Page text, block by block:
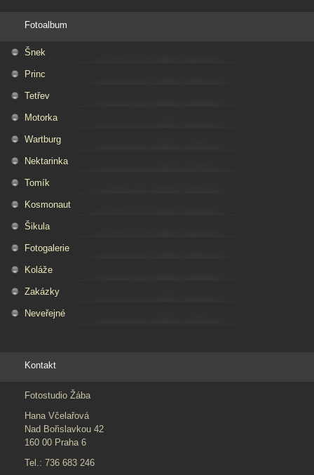
Fotoalbum
Šnek
Princ
Tetřev
Motorka
Wartburg
Nektarinka
Tomík
Kosmonaut
Šikula
Fotogalerie
Koláže
Zakázky
Neveřejné
Kontakt
Fotostudio Žába
Hana Včelařová
Nad Bořislavkou 42
160 00 Praha 6
Tel.: 736 683 246